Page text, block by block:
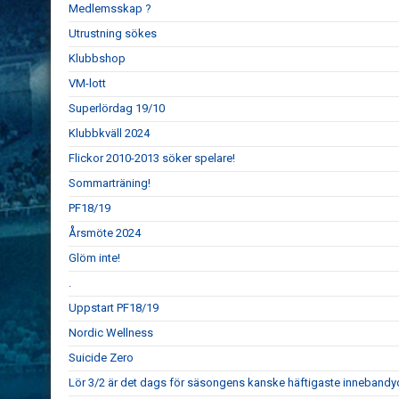
Medlemsskap ?
Utrustning sökes
Klubbshop
VM-lott
Superlördag 19/10
Klubbkväll 2024
Flickor 2010-2013 söker spelare!
Sommarträning!
PF18/19
Årsmöte 2024
Glöm inte!
.
Uppstart PF18/19
Nordic Wellness
Suicide Zero
Lör 3/2 är det dags för säsongens kanske häftigaste